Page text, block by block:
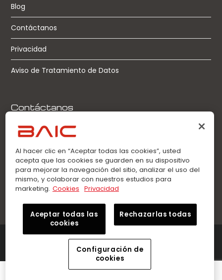
Blog
Contáctanos
Privacidad
Aviso de Tratamiento de Datos
Contáctanos
Llamadas:
0963360021
WhatsApp:
0963360021
©2026 Innovation Auto – BAIC. Todos los derechos
reservados.
Al hacer clic en “Aceptar todas las cookies”, usted
acepta que las cookies se guarden en su dispositivo
para mejorar la navegación del sitio, analizar el uso del
mismo, y colaborar con nuestros estudios para
marketing. Cookies Privacidad
Aceptar todas las
cookies
Rechazarlas todas
Configuración de
cookies